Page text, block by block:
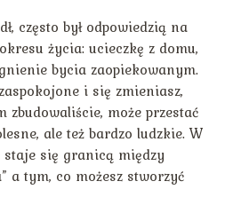
często był odpowiedzią na
życia: ucieczkę z domu,
bycia zaopiekowanym.
i się zmieniasz,
może przestać
ale też bardzo ludzkie. W
się granicą między
a tym, co możesz stworzyć